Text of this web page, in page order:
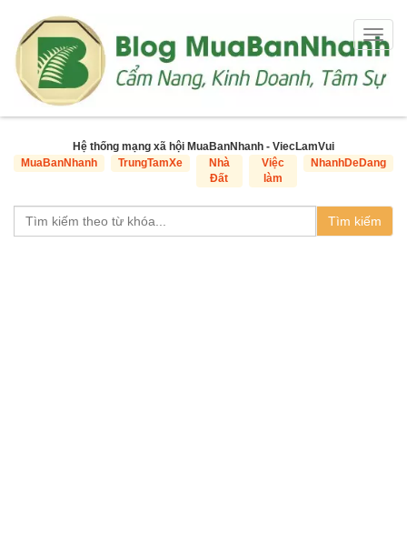
Hệ thống mạng xã hội MuaBanNhanh - ViecLamVui
MuaBanNhanh
TrungTamXe
Nhà
Đất
Việc
làm
NhanhDeDang
Tìm kiếm